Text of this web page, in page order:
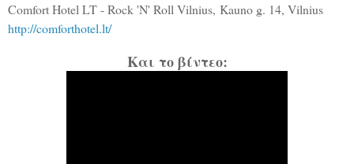
Comfort Hotel LT - Rock 'N' Roll Vilnius, Kauno g. 14, Vilnius
http://comforthotel.lt/
Και το βίντεο: